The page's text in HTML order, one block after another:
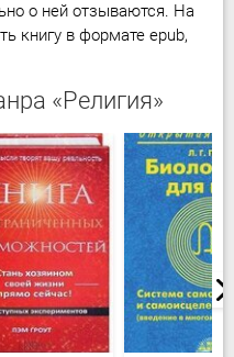
о ней отзываются. На
книгу в формате epub,
«Религия»